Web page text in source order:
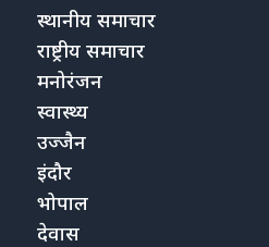
स्थानीय समाचार
राष्ट्रीय समाचार
मनोरंजन
स्वास्थ्य
उज्जैन
इंदौर
भोपाल
देवास